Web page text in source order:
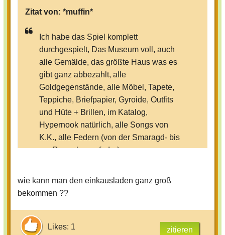
Zitat von: *muffin*
Ich habe das Spiel komplett
durchgespielt, Das Museum voll, auch
alle Gemälde, das größte Haus was es
gibt ganz abbezahlt, alle
Goldgegenstände, alle Möbel, Tapete,
Teppiche, Briefpapier, Gyroide, Outfits
und Hüte + Brillen, im Katalog,
Hypernook natürlich, alle Songs von
K.K., alle Federn (von der Smaragd- bis
zur Regenbogenfeder)...
irgendeine frage hat, dann stell sie
einfach.
wie kann man den einkausladen ganz groß
bekommen ??
Likes: 1 zitieren